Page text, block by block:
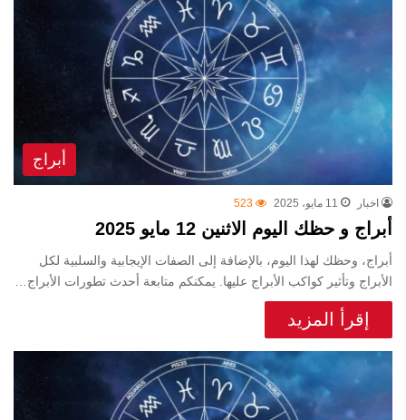
أبراج
اخبار 11 مايو، 2025 523
أبراج و حظك اليوم الاثنين 12 مايو 2025
أبراج، وحظك لهذا اليوم، بالإضافة إلى الصفات الإيجابية والسلبية لكل
الأبراج وتأثير كواكب الأبراج عليها. يمكنكم متابعة أحدث تطورات الأبراج…
إقرأ المزيد